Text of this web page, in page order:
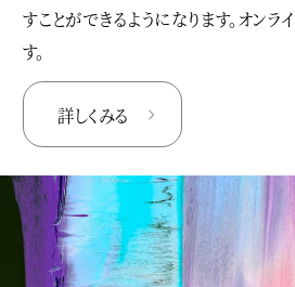
すことができるようになります。オンラ
す。
詳しくみる